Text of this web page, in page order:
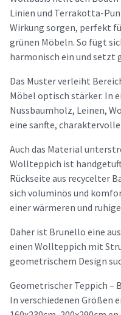
Linien und Terrakotta-
Wirkung sorgen, perfekt
grünen Möbeln. So fügt
harmonisch ein und setzt
Das Muster verleiht
Möbel optisch stärker. In
Nussbaumholz, Leinen,
eine sanfte, charaktervolle
Auch das Material
Wollteppich ist
Rückseite aus recycelter
sich voluminös und
einer wärmeren und
Daher ist Brunello eine
einen Wollteppich mit
geometrischem Design
Geometrischer Teppich –
In verschiedenen Größen